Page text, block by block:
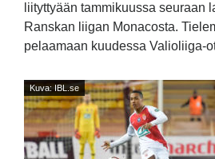
liityttyään tammikuussa seuraan
Ranskan liigan Monacosta.
pelaamaan kuudessa Valioliiga-
Kuva: IBL.se